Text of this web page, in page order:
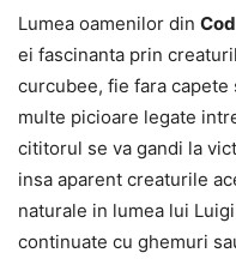
Lumea oamenilor din
ei fascinanta prin
curcubee, fie fara capete
multe picioare legate
cititorul se va gandi la
insa aparent creaturile
naturale in lumea lui
continuate cu ghemuri